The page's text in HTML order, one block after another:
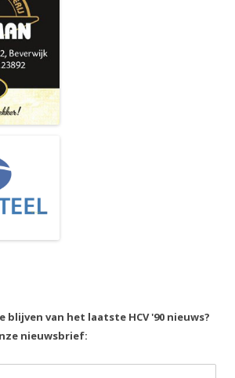
blijven van het laatste HCV '90 nieuws?
nieuwsbrief: